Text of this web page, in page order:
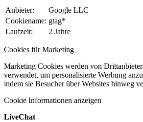
Anbieter:
Google LLC
Cookiename: gtag*
Laufzeit:
2 Jahre
Cookies für Marketing
Marketing Cookies werden von
verwendet, um personalisierte Werbung
indem sie Besucher über Websites hinweg
Cookie Informationen anzeigen
LiveChat